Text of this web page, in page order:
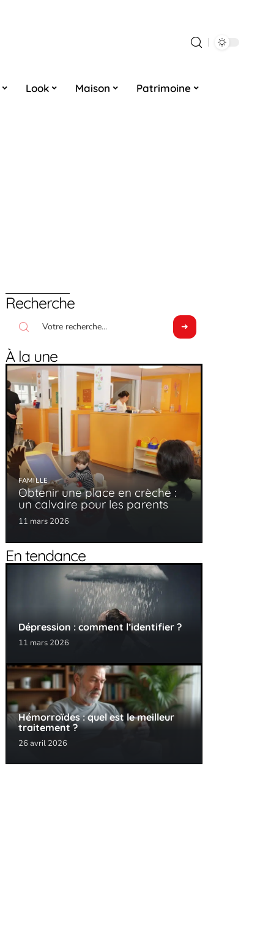
Look Maison Patrimoine
Recherche
À la une
FAMILLE
Obtenir une place en crèche :
un calvaire pour les parents
11 mars 2026
En tendance
Dépression : comment l’identifier ?
11 mars 2026
Hémorroïdes : quel est le meilleur
traitement ?
26 avril 2026